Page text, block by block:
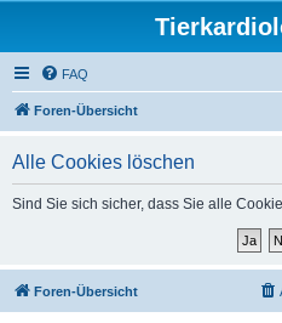
FAQ
Foren-Übersicht
Alle Cookies löschen
Sind Sie sich sicher, dass Sie alle
Foren-Übersicht